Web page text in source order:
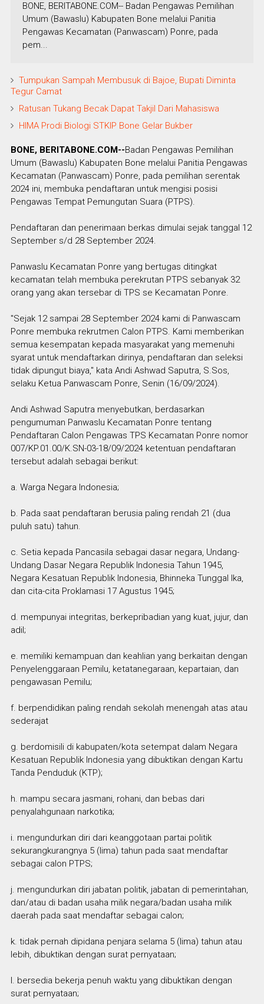
BONE, BERITABONE.COM-- Badan Pengawas Pemilihan
Umum (Bawaslu) Kabupaten Bone melalui Panitia
Pengawas Kecamatan (Panwascam) Ponre, pada
pem...
Tumpukan Sampah Membusuk di Bajoe, Bupati Diminta
Tegur Camat
Ratusan Tukang Becak Dapat Takjil Dari Mahasiswa
HIMA Prodi Biologi STKIP Bone Gelar Bukber
BONE, BERITABONE.COM--Badan Pengawas Pemilihan
Umum (Bawaslu) Kabupaten Bone melalui Panitia Pengawas
Kecamatan (Panwascam) Ponre, pada pemilihan serentak
2024 ini, membuka pendaftaran untuk mengisi posisi
Pengawas Tempat Pemungutan Suara (PTPS).
Pendaftaran dan penerimaan berkas dimulai sejak tanggal 12
September s/d 28 September 2024.
Panwaslu Kecamatan Ponre yang bertugas ditingkat
kecamatan telah membuka perekrutan PTPS sebanyak 32
orang yang akan tersebar di TPS se Kecamatan Ponre.
"Sejak 12 sampai 28 September 2024 kami di Panwascam
Ponre membuka rekrutmen Calon PTPS. Kami memberikan
semua kesempatan kepada masyarakat yang memenuhi
syarat untuk mendaftarkan dirinya, pendaftaran dan seleksi
tidak dipungut biaya," kata Andi Ashwad Saputra, S.Sos,
selaku Ketua Panwascam Ponre, Senin (16/09/2024).
Andi Ashwad Saputra menyebutkan, berdasarkan
pengumuman Panwaslu Kecamatan Ponre tentang
Pendaftaran Calon Pengawas TPS Kecamatan Ponre nomor
007/KP.01.00/K.SN-03-18/09/2024 ketentuan pendaftaran
tersebut adalah sebagai berikut:
a. Warga Negara Indonesia;
b. Pada saat pendaftaran berusia paling rendah 21 (dua
puluh satu) tahun.
c. Setia kepada Pancasila sebagai dasar negara, Undang-
Undang Dasar Negara Republik Indonesia Tahun 1945,
Negara Kesatuan Republik Indonesia, Bhinneka Tunggal Ika,
dan cita-cita Proklamasi 17 Agustus 1945;
d. mempunyai integritas, berkepribadian yang kuat, jujur, dan
adil;
e. memiliki kemampuan dan keahlian yang berkaitan dengan
Penyelenggaraan Pemilu, ketatanegaraan, kepartaian, dan
pengawasan Pemilu;
f. berpendidikan paling rendah sekolah menengah atas atau
sederajat
g. berdomisili di kabupaten/kota setempat dalam Negara
Kesatuan Republik Indonesia yang dibuktikan dengan Kartu
Tanda Penduduk (KTP);
h. mampu secara jasmani, rohani, dan bebas dari
penyalahgunaan narkotika;
i. mengundurkan diri dari keanggotaan partai politik
sekurangkurangnya 5 (lima) tahun pada saat mendaftar
sebagai calon PTPS;
j. mengundurkan diri jabatan politik, jabatan di pemerintahan,
dan/atau di badan usaha milik negara/badan usaha milik
daerah pada saat mendaftar sebagai calon;
k. tidak pernah dipidana penjara selama 5 (lima) tahun atau
lebih, dibuktikan dengan surat pernyataan;
l. bersedia bekerja penuh waktu yang dibuktikan dengan
surat pernyataan;